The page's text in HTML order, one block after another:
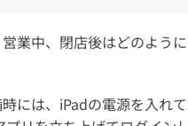
業中、閉店後はどのよう
には、iPadの電源を入れ